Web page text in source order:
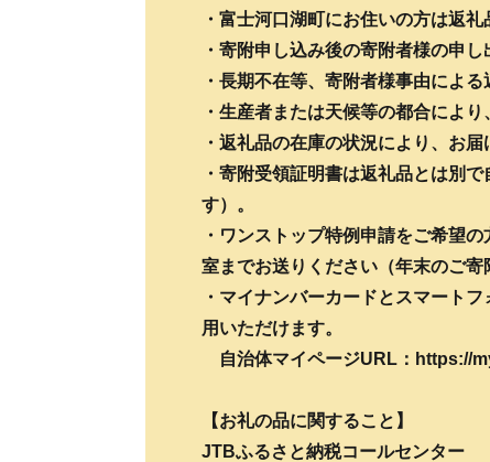
・富士河口湖町にお住いの方は返礼
・寄附申し込み後の寄附者様の申
・長期不在等、寄附者様事由によ
・生産者または天候等の都合によ
・返礼品の在庫の状況により、お
・寄附受領証明書は返礼品とは別
す）。
・ワンストップ特例申請をご希望
室までお送りください（年末のご
・マイナンバーカードとスマート
用いただけます。
自治体マイページURL：https://
【お礼の品に関すること】
JTBふるさと納税コールセンター